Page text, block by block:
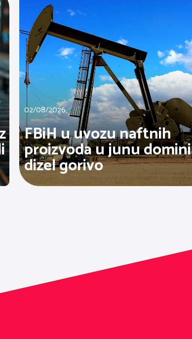
02/08/2026
FBiH u uvozu naftnih
proizvoda u junu
dizel gorivo